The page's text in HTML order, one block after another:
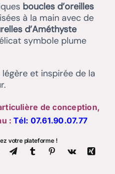
boucles d’oreilles
à la main avec de
d’Améthyste
symbole plume
et inspirée de la
de conception,
:Tél: 07.61.90.07.77
votre plateforme !